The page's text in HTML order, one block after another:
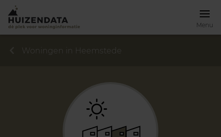
Menu
Woningen in Heemstede